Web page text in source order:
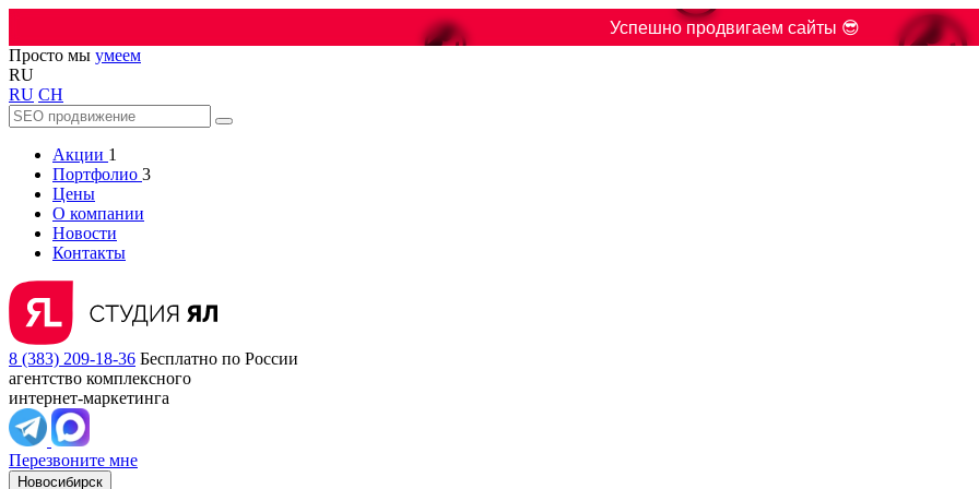
😎 Успешно продвигаем сайты 😎
Просто мы умеем
RU
RU CH
Акции 1
Портфолио 3
Цены
О компании
Новости
Контакты
8 (383) 209-18-36 Бесплатно по России
агентство комплексного
интернет-маркетинга
Перезвоните мне
Новосибирск